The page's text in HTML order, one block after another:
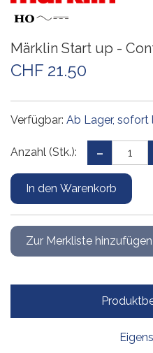
Märklin Start up -
CHF 21.50
Verfügbar: Ab Lager, sofort
Anzahl (Stk.):